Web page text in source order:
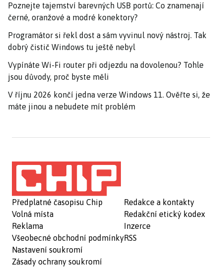
Poznejte tajemství barevných USB portů: Co znamenají
černé, oranžové a modré konektory?
Programátor si řekl dost a sám vyvinul nový nástroj. Tak
dobrý čistič Windows tu ještě nebyl
Vypínáte Wi-Fi router při odjezdu na dovolenou? Tohle
jsou důvody, proč byste měli
V říjnu 2026 končí jedna verze Windows 11. Ověřte si, že
máte jinou a nebudete mít problém
Předplatné časopisu Chip
Volná místa
Reklama
Všeobecné obchodní podmínky
Nastavení soukromí
Zásady ochrany soukromí
Redakce a kontakty
Redakční etický kodex
Inzerce
RSS